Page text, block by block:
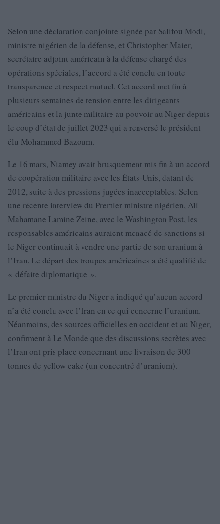
Selon une déclaration conjointe signée par Salifou Modi,
ministre nigérien de la défense, et Christopher Maier,
secrétaire adjoint américain à la défense chargé des
opérations spéciales, l’accord a été conclu en toute
transparence et respect mutuel. Cet accord met fin à
plusieurs semaines de tension entre les dirigeants
américains et la junte militaire au pouvoir au Niger depuis
le coup d’état de juillet 2023 qui a renversé le président
élu Mohammed Bazoum.
Le 16 mars, Niamey avait brusquement mis fin à un accord
de coopération militaire avec les États-Unis, datant de
2012, suite à des pressions jugées inacceptables. Selon
une récente interview du Premier ministre nigérien, Ali
Mahamane Lamine Zeine, avec le Washington Post, les
responsables américains auraient menacé de sanctions si
le Niger continuait à vendre une partie de son uranium à
l’Iran. Le départ des troupes américaines a été qualifié de
« défaite diplomatique ».
Le premier ministre du Niger a indiqué qu’aucun accord
n’a été conclu avec l’Iran en ce qui concerne l’uranium.
Néanmoins, des sources officielles en occident et au Niger,
confirment à Le Monde que des discussions secrètes avec
l’Iran ont pris place concernant une livraison de 300
tonnes de yellow cake (un concentré d’uranium).